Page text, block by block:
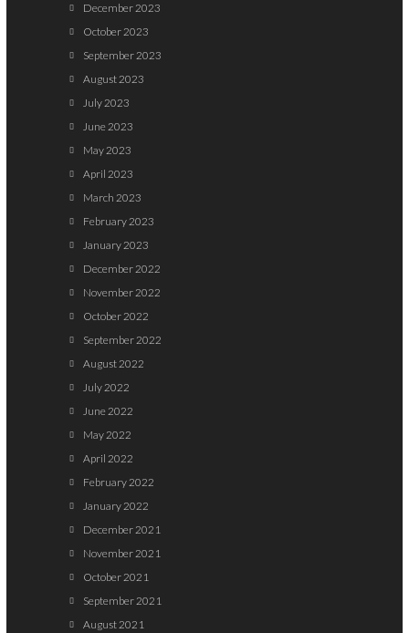
December 2023
October 2023
September 2023
August 2023
July 2023
June 2023
May 2023
April 2023
March 2023
February 2023
January 2023
December 2022
November 2022
October 2022
September 2022
August 2022
July 2022
June 2022
May 2022
April 2022
February 2022
January 2022
December 2021
November 2021
October 2021
September 2021
August 2021